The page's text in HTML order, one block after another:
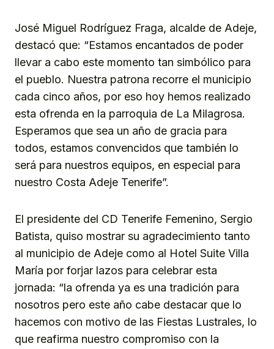
José Miguel Rodríguez Fraga, alcalde de Adeje,
destacó que: “Estamos encantados de poder
llevar a cabo este momento tan simbólico para
el pueblo. Nuestra patrona recorre el municipio
cada cinco años, por eso hoy hemos realizado
esta ofrenda en la parroquia de La Milagrosa.
Esperamos que sea un año de gracia para
todos, estamos convencidos que también lo
será para nuestros equipos, en especial para
nuestro Costa Adeje Tenerife”.
El presidente del CD Tenerife Femenino, Sergio
Batista, quiso mostrar su agradecimiento tanto
al municipio de Adeje como al Hotel Suite Villa
María por forjar lazos para celebrar esta
jornada: “la ofrenda ya es una tradición para
nosotros pero este año cabe destacar que lo
hacemos con motivo de las Fiestas Lustrales, lo
que reafirma nuestro compromiso con la